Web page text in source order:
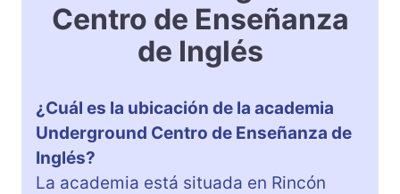
Centro de Enseñanza
de Inglés
¿Cuál es la ubicación de la academia
Underground Centro de Enseñanza de
Inglés?
La academia está situada en Rincón